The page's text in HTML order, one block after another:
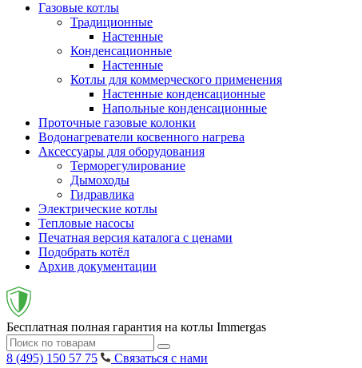
Газовые котлы
Традиционные
Настенные
Конденсационные
Настенные
Котлы для коммерческого применения
Настенные конденсационные
Напольные конденсационные
Проточные газовые колонки
Водонагреватели косвенного нагрева
Аксессуары для оборудования
Терморегулирование
Дымоходы
Гидравлика
Электрические котлы
Тепловые насосы
Печатная версия каталога с ценами
Подобрать котёл
Архив документации
Бесплатная полная гарантия на котлы Immergas
8 (495) 150 57 75
Связаться с нами